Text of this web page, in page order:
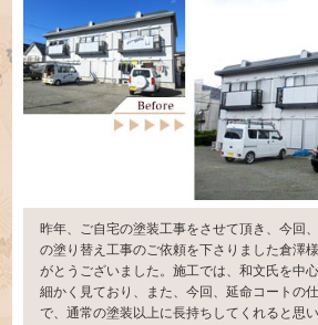
昨年、ご自宅の塗装工事をさせて頂き、今回
の塗り替え工事のご依頼を下さりました倉澤
がとうございました。施工では、和文氏を中
細かく見ており、また、今回、延命コートの
で、通常の塗装以上に長持ちしてくれると思